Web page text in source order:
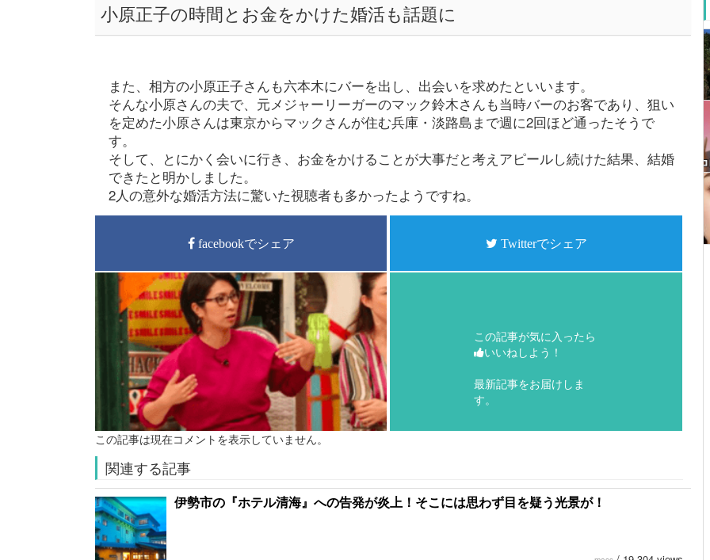
小原正子の時間とお金をかけた婚活も話題に
また、相方の小原正子さんも六本木にバーを出し、出会いを求めたといいます。
そんな小原さんの夫で、元メジャーリーガーのマック鈴木さんも当時バーのお客であり、狙い
を定めた小原さんは東京からマックさんが住む兵庫・淡路島まで週に2回ほど通ったそうで
す。
そして、とにかく会いに行き、お金をかけることが大事だと考えアピールし続けた結果、結婚
できたと明かしました。
2人の意外な婚活方法に驚いた視聴者も多かったようですね。
facebookでシェア Twitterでシェア
この記事が気に入ったら
いいねしよう！
最新記事をお届けしま
す。
この記事は現在コメントを表示していません。
関連する記事
伊勢市の『ホテル清海』への告発が炎上！そこには思わず目を疑う光景が！